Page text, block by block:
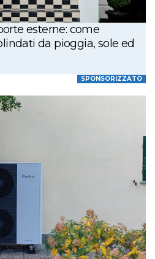
esterne: come
da pioggia, sole ed
SPONSORIZZATO